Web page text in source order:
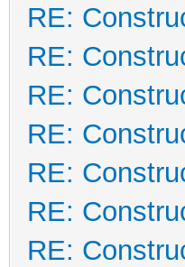
RE:
RE:
RE:
RE:
RE:
RE:
RE: